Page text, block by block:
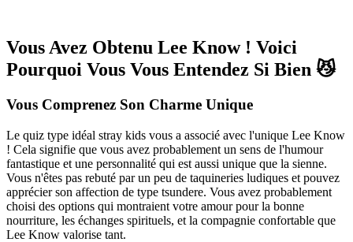
Vous Avez Obtenu Lee Know ! Voici
Pourquoi Vous Vous Entendez Si Bien 😼
Vous Comprenez Son Charme Unique
Le quiz type idéal stray kids vous a associé avec l'unique Lee Know
! Cela signifie que vous avez probablement un sens de l'humour
fantastique et une personnalité qui est aussi unique que la sienne.
Vous n'êtes pas rebuté par un peu de taquineries ludiques et pouvez
apprécier son affection de type tsundere. Vous avez probablement
choisi des options qui montraient votre amour pour la bonne
nourriture, les échanges spirituels, et la compagnie confortable que
Lee Know valorise tant.